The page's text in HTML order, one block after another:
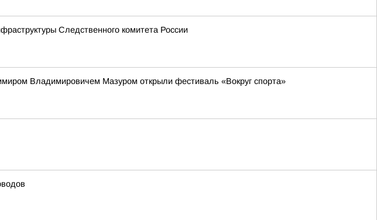
Следственного комитета России
Владимировичем Мазуром открыли фестиваль «Вокруг спорта»